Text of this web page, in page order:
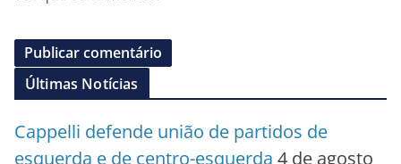
Últimas Notícias
Cappelli defende união de partidos de
esquerda e de centro-esquerda 4 de agosto